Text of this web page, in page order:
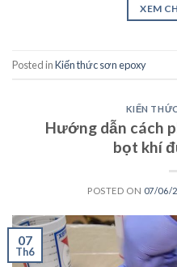
XEM
Posted inKiến thức sơn epoxy
KIẾN
Hướng dẫn cách
bọt khí
POSTED ON 07/06/
07
Th6